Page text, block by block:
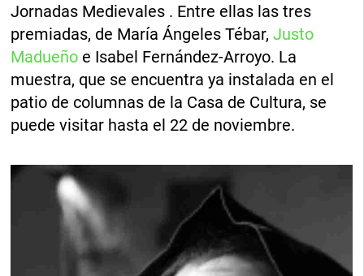
Jornadas Medievales . Entre ellas las tres
premiadas, de María Ángeles Tébar,Justo
Madueño e Isabel Fernández-Arroyo. La
muestra, que se encuentra ya instalada en el
patio de columnas de la Casa de Cultura, se
puede visitar hasta el 22 de noviembre.